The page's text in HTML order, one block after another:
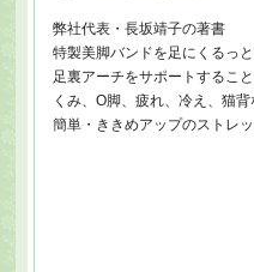
弊社代表・長坂靖子の著書
特製美脚バンドを足にくるっ
足裏アーチをサポートするこ
くみ、O脚、疲れ、冷え、猫
簡単・ききめアップのストレ